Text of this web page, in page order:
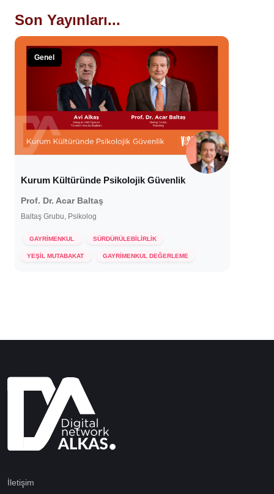
Son Yayınları...
Genel
Kurum Kültüründe Psikolojik Güvenlik
Prof. Dr. Acar Baltaş
Baltaş Grubu, Psikolog
GAYRİMENKUL SÜRDÜRÜLEBİLİRLİK
YEŞİL MUTABAKAT GAYRİMENKUL DEĞERLEME
İletişim